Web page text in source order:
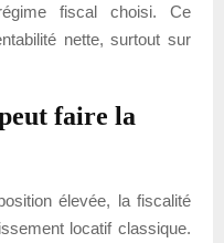
fiscal choisi. Ce
nette, surtout sur
faire la
élevée, la fiscalité
locatif classique.